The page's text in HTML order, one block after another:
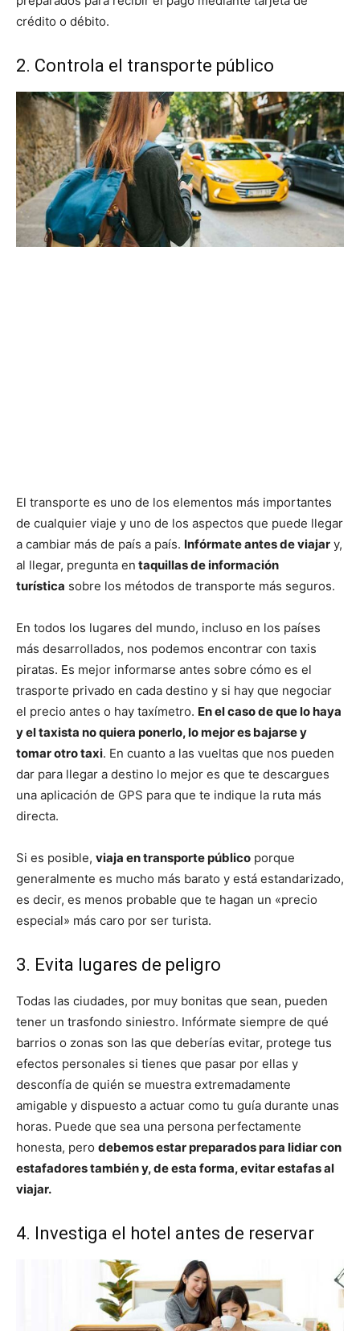
crédito o débito.
2. Controla el transporte público
El transporte es uno de los elementos más importantes
de cualquier viaje y uno de los aspectos que puede llegar
a cambiar más de país a país. Infórmate antes de viajar y,
al llegar, pregunta en taquillas de información
turística sobre los métodos de transporte más seguros.
En todos los lugares del mundo, incluso en los países
más desarrollados, nos podemos encontrar con taxis
piratas. Es mejor informarse antes sobre cómo es el
trasporte privado en cada destino y si hay que negociar
el precio antes o hay taxímetro. En el caso de que lo haya
y el taxista no quiera ponerlo, lo mejor es bajarse y
tomar otro taxi. En cuanto a las vueltas que nos pueden
dar para llegar a destino lo mejor es que te descargues
una aplicación de GPS para que te indique la ruta más
directa.
Si es posible, viaja en transporte público porque
generalmente es mucho más barato y está estandarizado,
es decir, es menos probable que te hagan un «precio
especial» más caro por ser turista.
3. Evita lugares de peligro
Todas las ciudades, por muy bonitas que sean, pueden
tener un trasfondo siniestro. Infórmate siempre de qué
barrios o zonas son las que deberías evitar, protege tus
efectos personales si tienes que pasar por ellas y
desconfía de quién se muestra extremadamente
amigable y dispuesto a actuar como tu guía durante unas
horas. Puede que sea una persona perfectamente
honesta, pero debemos estar preparados para lidiar con
estafadores también y, de esta forma, evitar estafas al
viajar.
4. Investiga el hotel antes de reservar